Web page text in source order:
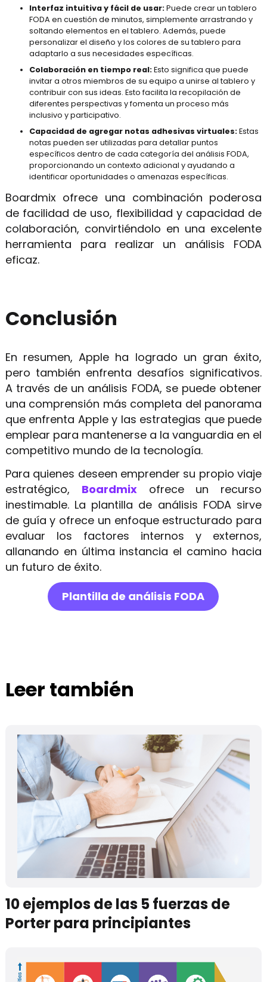
Interfaz intuitiva y fácil de usar:Puede crear un tablero
FODA en cuestión de minutos, simplemente arrastrando y
soltando elementos en el tablero. Además, puede
personalizar el diseño y los colores de su tablero para
adaptarlo a sus necesidades específicas.
Colaboración en tiempo real:Esto significa que puede
invitar a otros miembros de su equipo a unirse al tablero y
contribuir con sus ideas. Esto facilita la recopilación de
diferentes perspectivas y fomenta un proceso más
inclusivo y participativo.
Capacidad de agregar notas adhesivas virtuales:Estas
notas pueden ser utilizadas para detallar puntos
específicos dentro de cada categoría del análisis FODA,
proporcionando un contexto adicional y ayudando a
identificar oportunidades o amenazas específicas.
Boardmix ofrece una combinación poderosa
de facilidad de uso, flexibilidad y capacidad de
colaboración, convirtiéndolo en una excelente
herramienta para realizar un análisis FODA
eficaz.
Conclusión
En resumen, Apple ha logrado un gran éxito,
pero también enfrenta desafíos significativos.
A través de un análisis FODA, se puede obtener
una comprensión más completa del panorama
que enfrenta Apple y las estrategias que puede
emplear para mantenerse a la vanguardia en el
competitivo mundo de la tecnología.
Para quienes deseen emprender su propio viaje
estratégico, Boardmixofrece un recurso
inestimable. La plantilla de análisis FODA sirve
de guía y ofrece un enfoque estructurado para
evaluar los factores internos y externos,
allanando en última instancia el camino hacia
un futuro de éxito.
Plantilla de análisis FODA
Leer también
10 ejemplos de las 5 fuerzas de
Porter para principiantes